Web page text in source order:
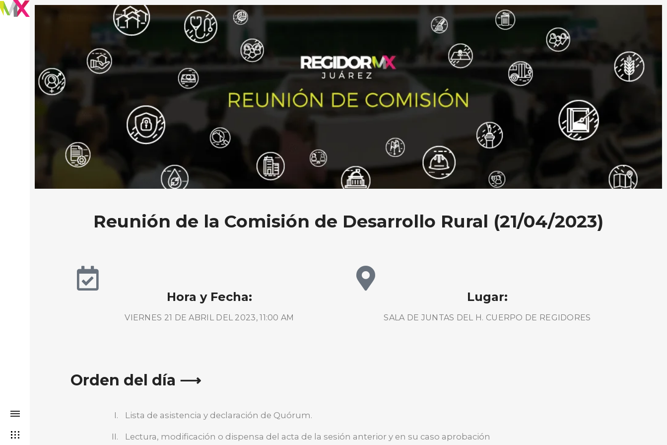
Reunión de la Comisión de Desarrollo Rural (21/04/2023)
Hora y Fecha:
VIERNES 21 DE ABRIL DEL 2023, 11:00 AM
Lugar:
SALA DE JUNTAS DEL H. CUERPO DE REGIDORES
Orden del día ⟶
Lista de asistencia y declaración de Quórum.
Lectura, modificación o dispensa del acta de la sesión anterior y en su caso aprobación